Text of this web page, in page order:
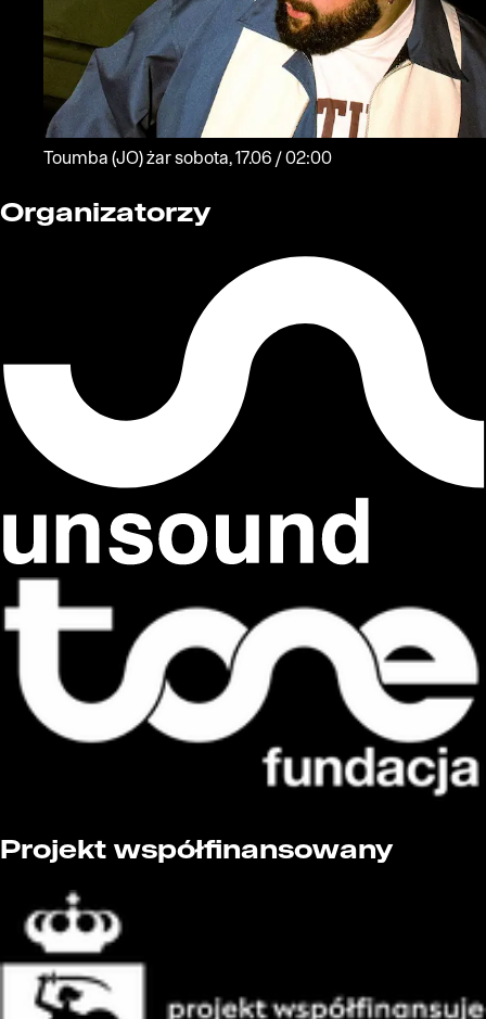
Toumba (JO)żar sobota, 17.06 / 02:00
Organizatorzy
Projekt współfinansowany